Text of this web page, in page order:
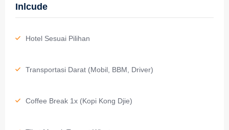
Inlcude
Hotel Sesuai Pilihan
Transportasi Darat (Mobil, BBM, Driver)
Coffee Break 1x (Kopi Kong Djie)